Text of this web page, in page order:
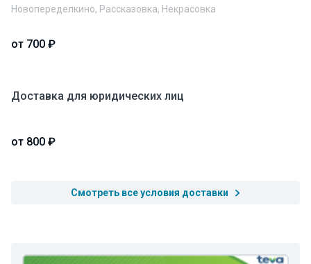
Новопеределкино, Рассказовка, Некрасовка
от 700 ₽
Доставка для юридических лиц
от 800 ₽
Смотреть все условия доставки